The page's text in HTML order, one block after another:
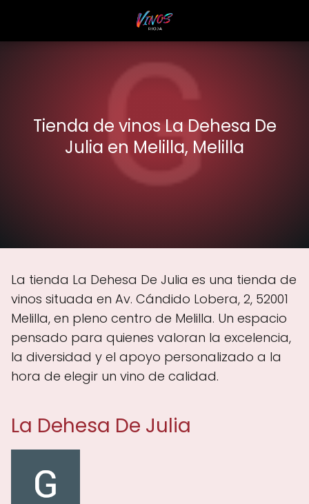
Tienda de vinos La Dehesa De
Julia en Melilla, Melilla
La tienda La Dehesa De Julia es una tienda de
vinos situada en Av. Cándido Lobera, 2, 52001
Melilla, en pleno centro de Melilla. Un espacio
pensado para quienes valoran la excelencia,
la diversidad y el apoyo personalizado a la
hora de elegir un vino de calidad.
La Dehesa De Julia